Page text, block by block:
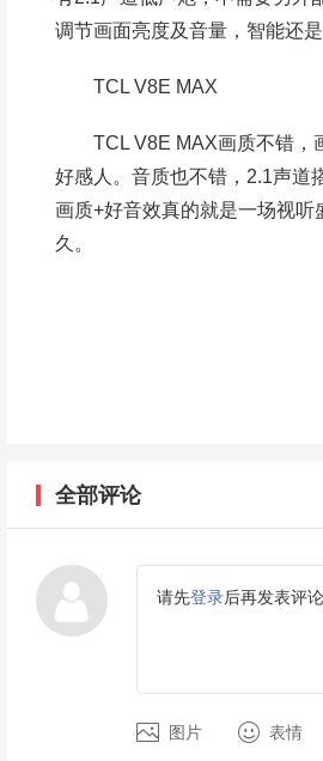
调节画面亮度及音量，智能还
TCL V8E MAX
TCL V8E MAX画质不错，画
好感人。音质也不错，2.1声道
画质+好音效真的就是一场视
久。
全部评论
请先登录后再发表评论
图片 表情